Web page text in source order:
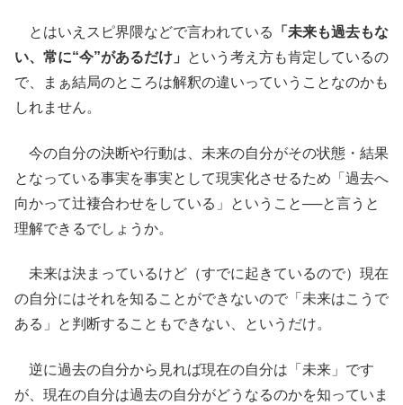
とはいえスピ界隈などで言われている
「未来も過去もな
い、常に“今”があるだけ」
という考え方も肯定しているの
で、まぁ結局のところは解釈の違いっていうことなのかも
しれません。
今の自分の決断や行動は、未来の自分がその状態・結果
となっている事実を事実として現実化させるため「過去へ
向かって辻褄合わせをしている」ということ──と言うと
理解できるでしょうか。
未来は決まっているけど（すでに起きているので）現在
の自分にはそれを知ることができないので「未来はこうで
ある」と判断することもできない、というだけ。
逆に過去の自分から見れば現在の自分は「未来」です
が、現在の自分は過去の自分がどうなるのかを知っていま